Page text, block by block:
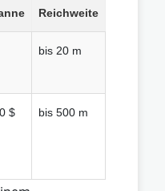
Reichweite
bis 20 m
$ bis 500 m